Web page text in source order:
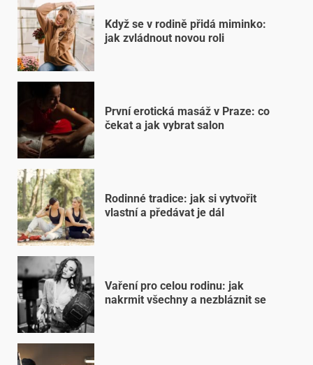
Když se v rodině přidá miminko:
jak zvládnout novou roli
První erotická masáž v Praze: co
čekat a jak vybrat salon
Rodinné tradice: jak si vytvořit
vlastní a předávat je dál
Vaření pro celou rodinu: jak
nakrmit všechny a nezbláznit se